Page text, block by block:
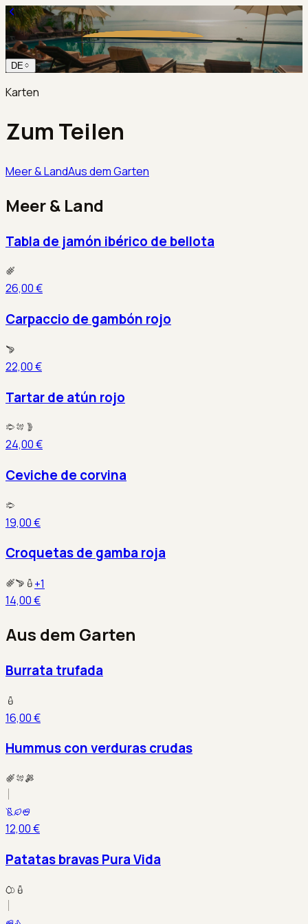
DE
Karten
Zum Teilen
Meer & LandAus dem Garten
Meer & Land
Tabla de jamón ibérico de bellota
26,00 €
Carpaccio de gambón rojo
22,00 €
Tartar de atún rojo
24,00 €
Ceviche de corvina
19,00 €
Croquetas de gamba roja
+1
14,00 €
Aus dem Garten
Burrata trufada
16,00 €
Hummus con verduras crudas
12,00 €
Patatas bravas Pura Vida